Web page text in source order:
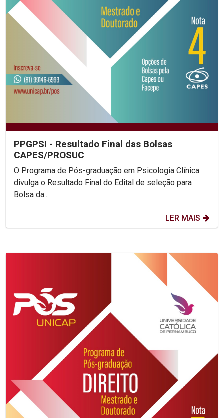
PPGPSI - Resultado Final das Bolsas
CAPES/PROSUC
O Programa de Pós-graduação em Psicologia Clínica
divulga o Resultado Final do Edital de seleção para
Bolsa da...
LER MAIS